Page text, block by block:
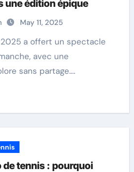
une édition épique
May 11, 2025
avec une
sans partage.…
de tennis : pourquoi